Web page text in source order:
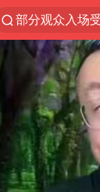
部分观众入场
以“新”破局
U17国足三战全
秋天的第一杯
美股三大指数
法国下周开始
台风白海豚登